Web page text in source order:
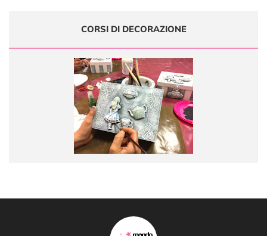
CORSI DI DECORAZIONE